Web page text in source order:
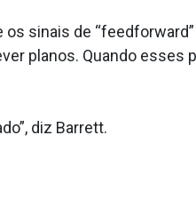
sinais de
planos. Quando esses
diz Barrett.